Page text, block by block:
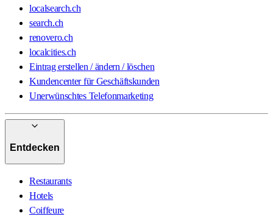
localsearch.ch
search.ch
renovero.ch
localcities.ch
Eintrag erstellen / ändern / löschen
Kundencenter für Geschäftskunden
Unerwünschtes Telefonmarketing
Entdecken
Restaurants
Hotels
Coiffeure